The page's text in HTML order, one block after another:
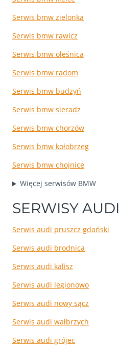
Serwis bmw zielonka
Serwis bmw rawicz
Serwis bmw oleśnica
Serwis bmw radom
Serwis bmw budzyń
Serwis bmw sieradz
Serwis bmw chorzów
Serwis bmw kołobrzeg
Serwis bmw chojnice
Więcej serwisów BMW
SERWISY AUDI
Serwis audi pruszcz gdański
Serwis audi brodnica
Serwis audi kalisz
Serwis audi legionowo
Serwis audi nowy sącz
Serwis audi wałbrzych
Serwis audi grójec